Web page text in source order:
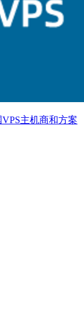
主机商和方案